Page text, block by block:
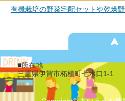
有機栽培の野菜宅配セットや乾燥
■所在地
三重県伊賀市柘植町七水口1-1